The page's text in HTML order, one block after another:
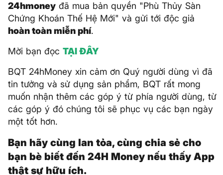
24hmoney đã mua bản quyền "Phù Thủy Sàn
Chứng Khoán Thế Hệ Mới" và gửi tới độc giả
hoàn toàn miễn phí.
Mời bạn đọc TẠI ĐÂY
BQT 24hMoney xin cảm ơn Quý người dùng vì đã
tin tưởng và sử dụng sản phẩm, BQT rất mong
muốn nhận thêm các góp ý từ phía người dùng, từ
các góp ý đó chúng tôi sẽ phục vụ các bạn ngày
một tốt hơn.
Bạn hãy cùng lan tỏa, cùng chia sẻ cho
bạn bè biết đến 24H Money nếu thấy App
thật sự hữu ích.